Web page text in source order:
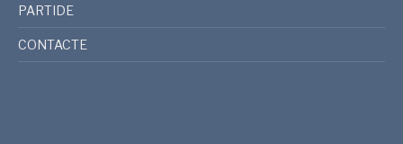
PARTIDE
CONTACTE